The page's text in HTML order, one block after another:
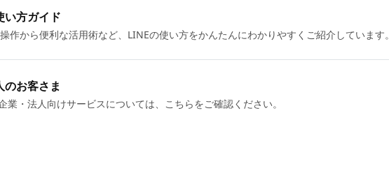
い方ガイド
作から便利な活用術など、LINEの使い方をかんたんにわかりやすくご紹介しています。
のお客さま
業・法人向けサービスについては、こちらをご確認ください。